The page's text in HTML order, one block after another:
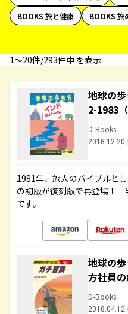
BOOKS 旅と健康
BOOKS 旅
1〜20件/293件中 を表示
地球の
2-1983
D-Books
2018.12.20
1981年、旅人のバイブルと
の初版が復刻版で再登場！
です。
地球の
方社員
D-Books
2018.04.12